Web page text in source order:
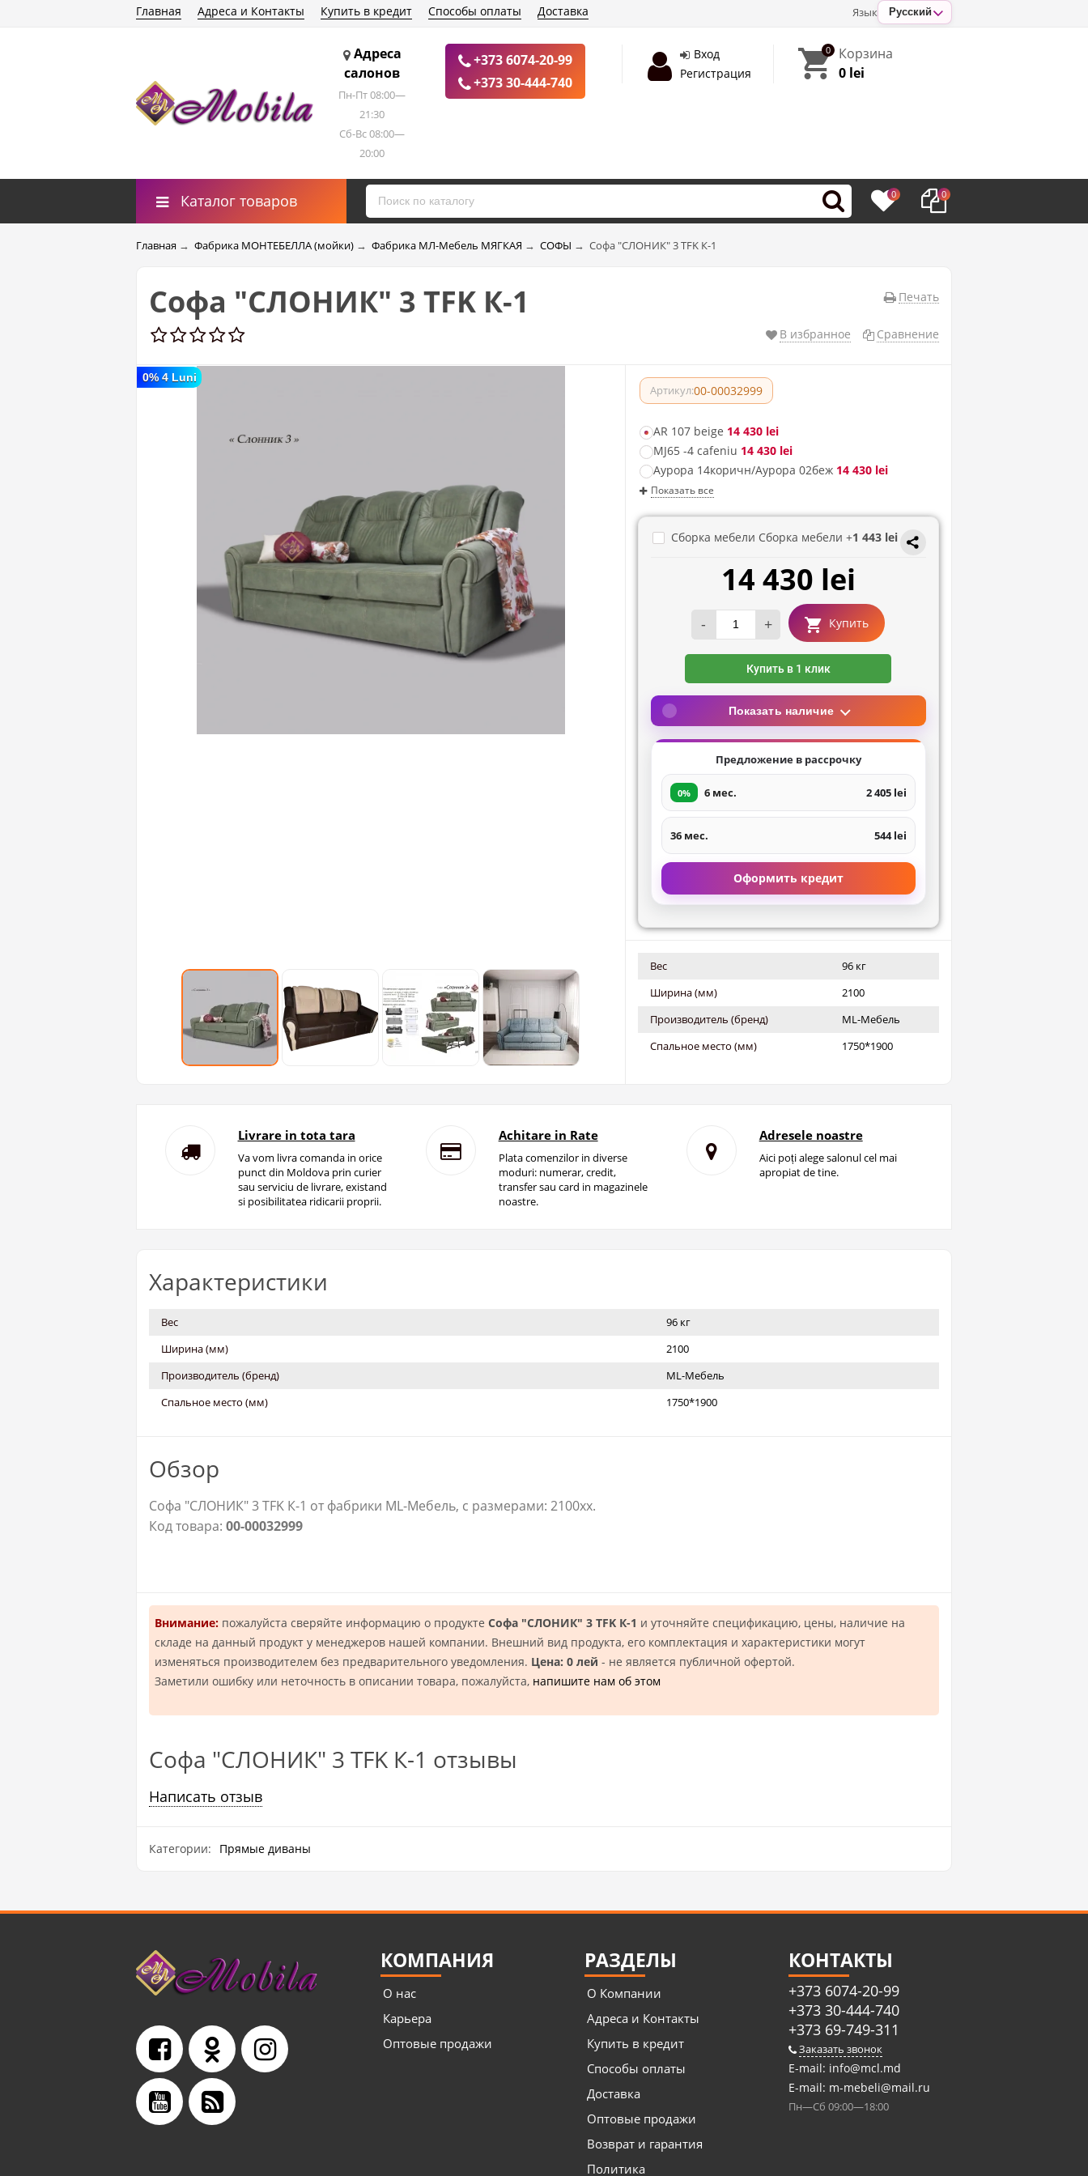
Язык Русский
Главная Адреса и Контакты Купить в кредит Способы оплаты Доставка
Адреса
салонов
Пн-Пт 08:00—
21:30
Сб-Вс 08:00—
20:00
+373 6074-20-99
+373 30-444-740
Вход
Регистрация
0
Корзина
0 lei
Каталог товаров 0 0
Главная → Фабрика МОНТЕБЕЛЛА (мойки) → Фабрика МЛ-Мебель МЯГКАЯ → СОФЫ → Софа "СЛОНИК" 3 TFK К-1
Печать
Софа "СЛОНИК" 3 TFK К-1
В избранное Сравнение
0% 4 Luni
Артикул:00-00032999
AR 107 beige 14 430 lei
MJ65 -4 cafeniu 14 430 lei
Аурора 14коричн/Аурора 02беж 14 430 lei
Показать все
Сборка мебели Сборка мебели +1 443 lei
14 430 lei
- + Купить
Купить в 1 клик
Показать наличие
Предложение в рассрочку
0% 6 мес. 2 405 lei
36 мес. 544 lei
Оформить кредит
Вес
96 кг
Ширина (мм)
2100
Производитель (бренд)
ML-Мебель
Спальное место (мм)
1750*1900
Livrare in tota tara
Va vom livra comanda in orice
punct din Moldova prin curier
sau serviciu de livrare, existand
si posibilitatea ridicarii proprii.
Achitare in Rate
Plata comenzilor in diverse
moduri: numerar, credit,
transfer sau card in magazinele
noastre.
Adresele noastre
Aici poți alege salonul cel mai
apropiat de tine.
Характеристики
Вес
96 кг
Ширина (мм)
2100
Производитель (бренд)
ML-Мебель
Спальное место (мм)
1750*1900
Обзор
Софа "СЛОНИК" 3 TFK К-1 от фабрики ML-Мебель, с размерами: 2100xx.
Код товара: 00-00032999
Внимание: пожалуйста сверяйте информацию о продукте Софа "СЛОНИК" 3 TFK К-1 и уточняйте спецификацию, цены, наличие на
складе на данный продукт у менеджеров нашей компании. Внешний вид продукта, его комплектация и характеристики могут
изменяться производителем без предварительного уведомления. Цена: 0 лей - не является публичной офертой.
Заметили ошибку или неточность в описании товара, пожалуйста, напишите нам об этом
Софа "СЛОНИК" 3 TFK К-1 отзывы
Написать отзыв
Категории: Прямые диваны
КОМПАНИЯ
О нас
Карьера
Оптовые продажи
РАЗДЕЛЫ
О Компании
Адреса и Контакты
Купить в кредит
Способы оплаты
Доставка
Оптовые продажи
Возврат и гарантия
Политика
КОНТАКТЫ
+373 6074-20-99
+373 30-444-740
+373 69-749-311
Заказать звонок
E-mail: info@mcl.md
E-mail: m-mebeli@mail.ru
Пн—Сб 09:00—18:00